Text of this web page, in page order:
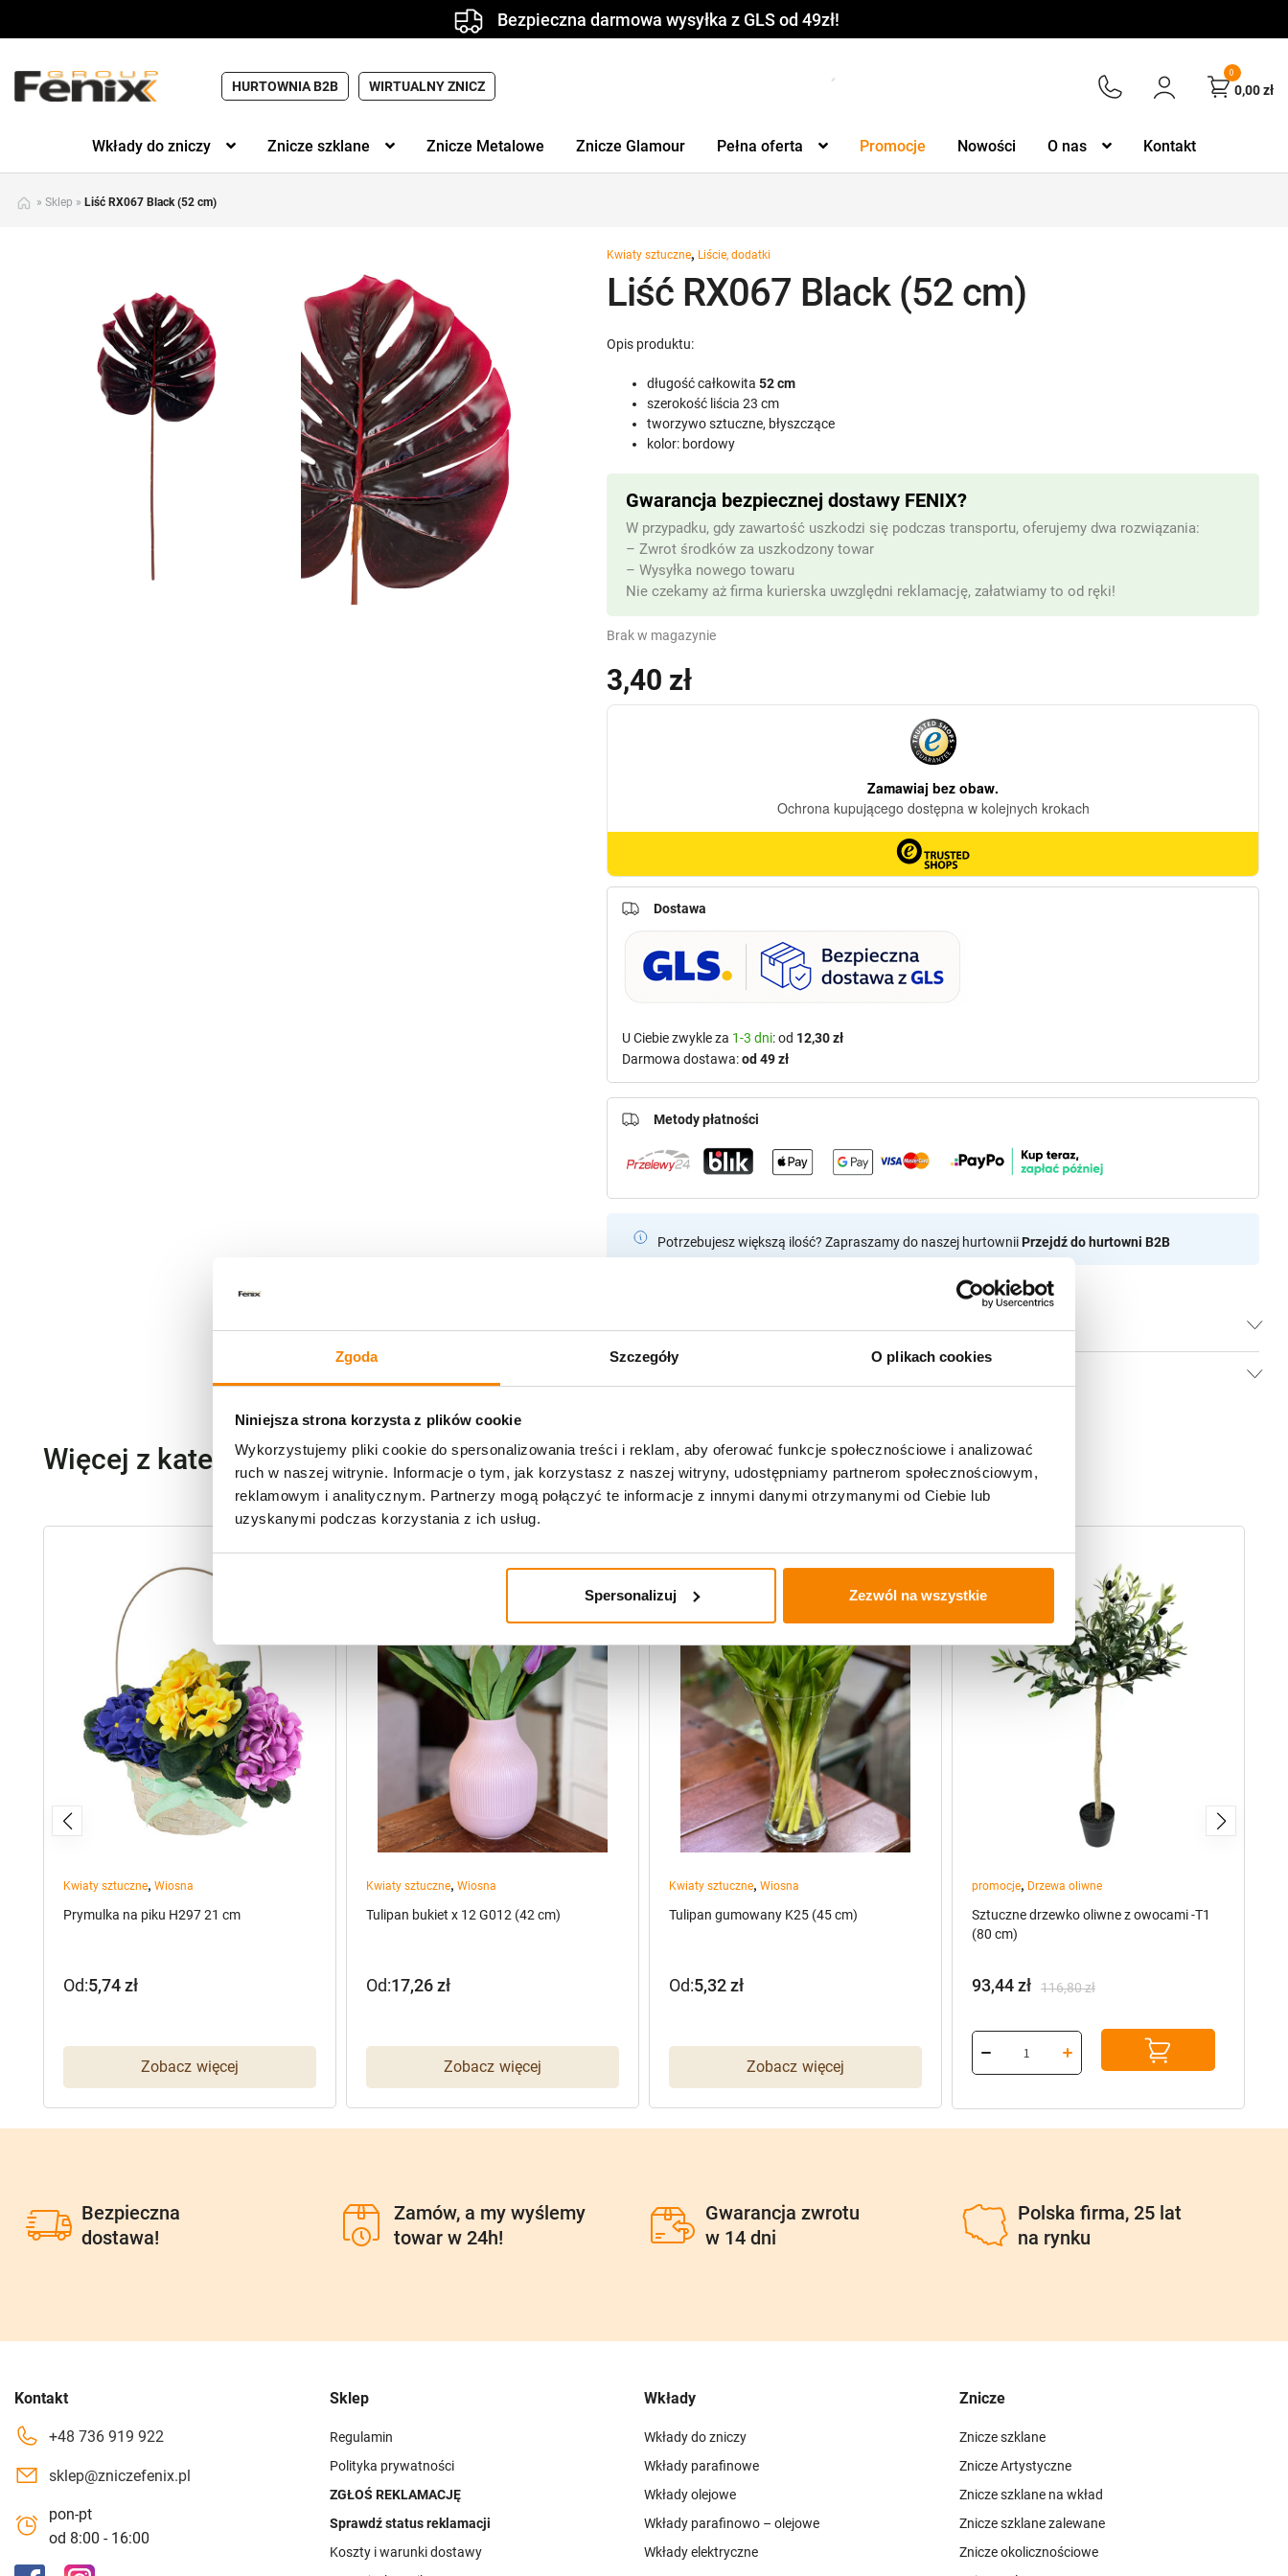
Zgoda Szczegóły O plikach cookies
Niniejsza strona korzysta z plików cookie
Wykorzystujemy pliki cookie do spersonalizowania treści i reklam, aby oferować funkcje społecznościowe i analizować
ruch w naszej witrynie. Informacje o tym, jak korzystasz z naszej witryny, udostępniamy partnerom społecznościowym,
reklamowym i analitycznym. Partnerzy mogą połączyć te informacje z innymi danymi otrzymanymi od Ciebie lub
uzyskanymi podczas korzystania z ich usług.
Spersonalizuj Zezwól na wszystkie
Bezpieczna darmowa wysyłka z GLS od 49zł!
HURTOWNIA B2B WIRTUALNY ZNICZ
0
0,00zł
Wkłady do zniczy Znicze szklane Znicze Metalowe Znicze Glamour Pełna oferta Promocje Nowości O nas Kontakt
» Sklep » Liść RX067 Black (52 cm)
Kwiaty sztuczne, Liście, dodatki
Liść RX067 Black (52 cm)
3,40 zł
Opis produktu:
długość całkowita52 cm
szerokość liścia 23 cm
tworzywo sztuczne, błyszczące
kolor: bordowy
Brak w magazynie
Gwarancja bezpiecznej dostawy FENIX?
W przypadku, gdy zawartość uszkodzi się podczas transportu, oferujemy dwa rozwiązania:
– Zwrot środków za uszkodzony towar
– Wysyłka nowego towaru
Nie czekamy aż firma kurierska uwzględni reklamację, załatwiamy to od ręki!
Potrzebujesz większą ilość? Zapraszamy do naszej hurtowniiPrzejdź do hurtowni B2B
Dostawa
U Ciebie zwykle za 1-3 dni: od 12,30 zł
Darmowa dostawa:od 49 zł
Metody płatności
Specyfikacja
Więcej z kategorii Kwiaty sztuczne
Kwiaty sztuczne, Wiosna
Prymulka na piku H297 21 cm
Zobacz więcej
Od:5,74zł
Kwiaty sztuczne, Wiosna
Tulipan bukiet x 12 G012 (42 cm)
Zobacz więcej
Od:17,26zł
Kwiaty sztuczne, Wiosna
Tulipan gumowany K25 (45 cm)
Zobacz więcej
Od:5,32zł
promocje, Drzewa oliwne
Sztuczne drzewko oliwne z owocami -T1
(80 cm)
116,80zł
cena
wynosiła:
116,80 zł.
93,44zł
cena
wynosi:
93,44 zł.
Bezpieczna
dostawa!
Zamów, a my wyślemy
towar w 24h!
Gwarancja zwrotu
w 14 dni
Polska firma, 25 lat
na rynku
Kontakt
+48 736 919 922
sklep@zniczefenix.pl
pon-pt
od 8:00 - 16:00
Sklep
Regulamin
Polityka prywatności
ZGŁOŚ REKLAMACJĘ
Sprawdź status reklamacji
Koszty i warunki dostawy
Wkłady
Wkłady do zniczy
Wkłady parafinowe
Wkłady olejowe
Wkłady parafinowo – olejowe
Wkłady elektryczne
Znicze
Znicze szklane
Znicze Artystyczne
Znicze szklane na wkład
Znicze szklane zalewane
Znicze okolicznościowe